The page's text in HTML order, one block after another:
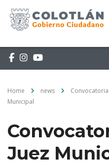
Home news
Municipal
Juez